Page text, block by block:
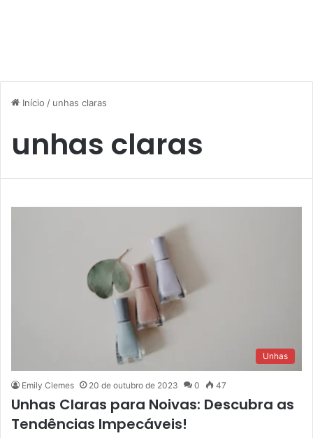
Início / unhas claras
unhas claras
Unhas
Emily Clemes 20 de outubro de 2023 0 47
Unhas Claras para Noivas: Descubra as
Tendências Impecáveis!